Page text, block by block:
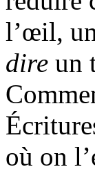
l’œil,
dire un
où on